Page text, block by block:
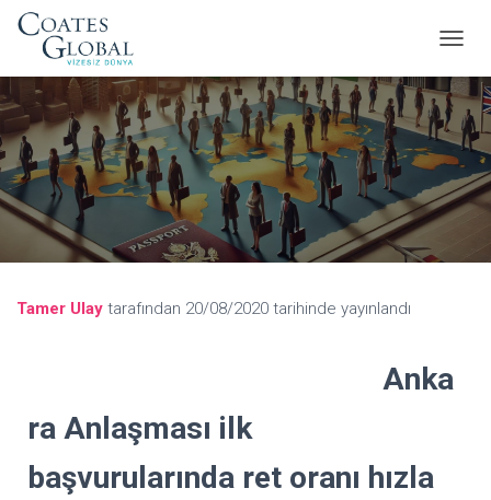
E
N
Ü
Y
Ü
A
Ç
A
Tamer Ulay tarafından 20/08/2020 tarihinde yayınlandı
Anka
ra Anlaşması ilk
başvurularında ret oranı hızla